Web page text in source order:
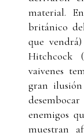
material.
británico
que
Hitchcock
vaivenes
gran
enemigos
muestran